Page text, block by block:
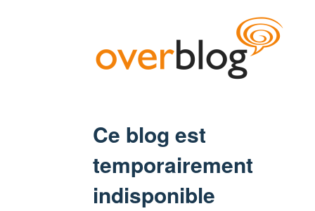
Ce blog est
temporairement
indisponible